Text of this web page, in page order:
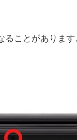
ことがありま